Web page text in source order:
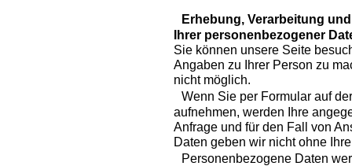
Erhebung, Verarbeitung
Ihrer personenbezogener
Sie können unsere Seite
Angaben zu Ihrer Person zu
nicht möglich.
Wenn Sie per Formular auf
aufnehmen, werden Ihre
Anfrage und für den Fall von
Daten geben wir nicht ohne
Personenbezogene Daten